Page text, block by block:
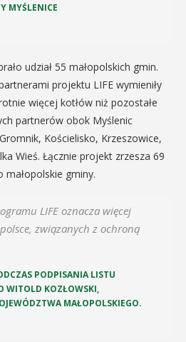
MYŚLENICE
udział 55 małopolskich gmin.
projektu LIFE wymieniły
więcej kotłów niż pozostałe
partnerów obok Myślenic
Kościelisko, Krzeszowice,
Wieś. Łącznie projekt zrzesza 69
gminy.
LIFE oznacza więcej
związanych z ochroną
PODPISANIA LISTU
WITOLD KOZŁOWSKI,
MAŁOPOLSKIEGO.